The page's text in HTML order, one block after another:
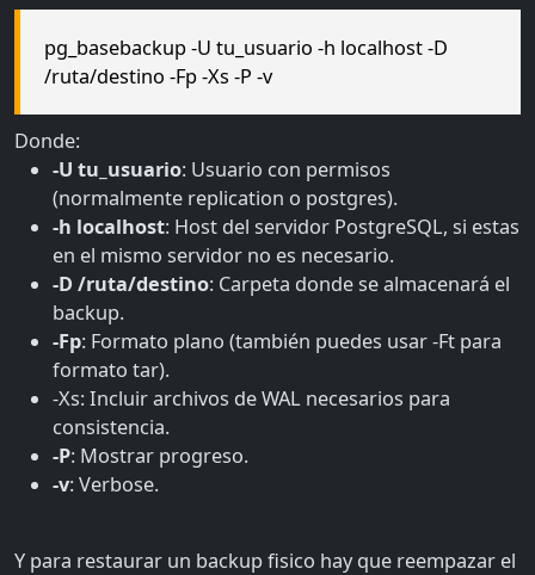
pg_basebackup -U tu_usuario -h localhost -D
/ruta/destino -Fp -Xs -P -v
Donde:
-U tu_usuario: Usuario con permisos
(normalmente replication o postgres).
-h localhost: Host del servidor PostgreSQL, si estas
en el mismo servidor no es necesario.
-D /ruta/destino: Carpeta donde se almacenará el
backup.
-Fp: Formato plano (también puedes usar -Ft para
formato tar).
-Xs: Incluir archivos de WAL necesarios para
consistencia.
-P: Mostrar progreso.
-v: Verbose.
Y para restaurar un backup fisico hay que reempazar el